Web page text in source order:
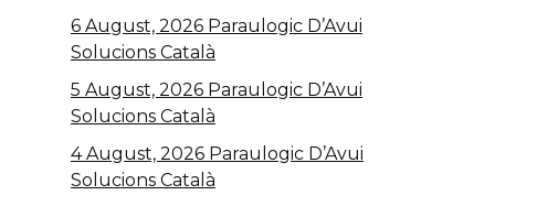
6 August, 2026 Paraulogic D’Avui
Solucions Català
5 August, 2026 Paraulogic D’Avui
Solucions Català
4 August, 2026 Paraulogic D’Avui
Solucions Català